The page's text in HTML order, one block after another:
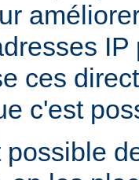
ces
c'est